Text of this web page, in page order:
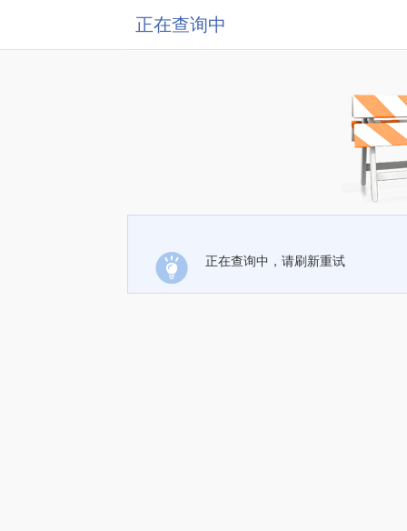
正在查询中
正在查询中，请刷新重试